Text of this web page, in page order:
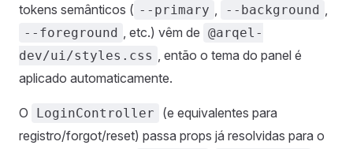
tokens semânticos ( --primary , --background ,
--foreground , etc.) vêm de @arqel-
dev/ui/styles.css , então o tema do panel é
aplicado automaticamente.
O LoginController
(e equivalentes para
registro/forgot/reset) passa props já resolvidas para o